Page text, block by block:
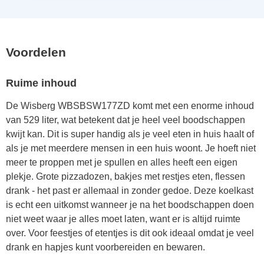
Voordelen
Ruime inhoud
De Wisberg WBSBSW177ZD komt met een enorme inhoud
van 529 liter, wat betekent dat je heel veel boodschappen
kwijt kan. Dit is super handig als je veel eten in huis haalt of
als je met meerdere mensen in een huis woont. Je hoeft niet
meer te proppen met je spullen en alles heeft een eigen
plekje. Grote pizzadozen, bakjes met restjes eten, flessen
drank - het past er allemaal in zonder gedoe. Deze koelkast
is echt een uitkomst wanneer je na het boodschappen doen
niet weet waar je alles moet laten, want er is altijd ruimte
over. Voor feestjes of etentjes is dit ook ideaal omdat je veel
drank en hapjes kunt voorbereiden en bewaren.